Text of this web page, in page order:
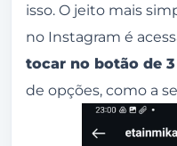
isso. O jeito mais
no Instagram é
tocar no botão de
de opções, como a